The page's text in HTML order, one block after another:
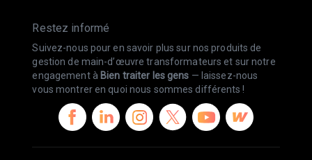
Restez informé
Suivez-nous pour en savoir plus sur nos produits de
gestion de main-d’œuvre transformateurs et sur notre
engagement à Bien traiter les gens — laissez-nous
vous montrer en quoi nous sommes différents !